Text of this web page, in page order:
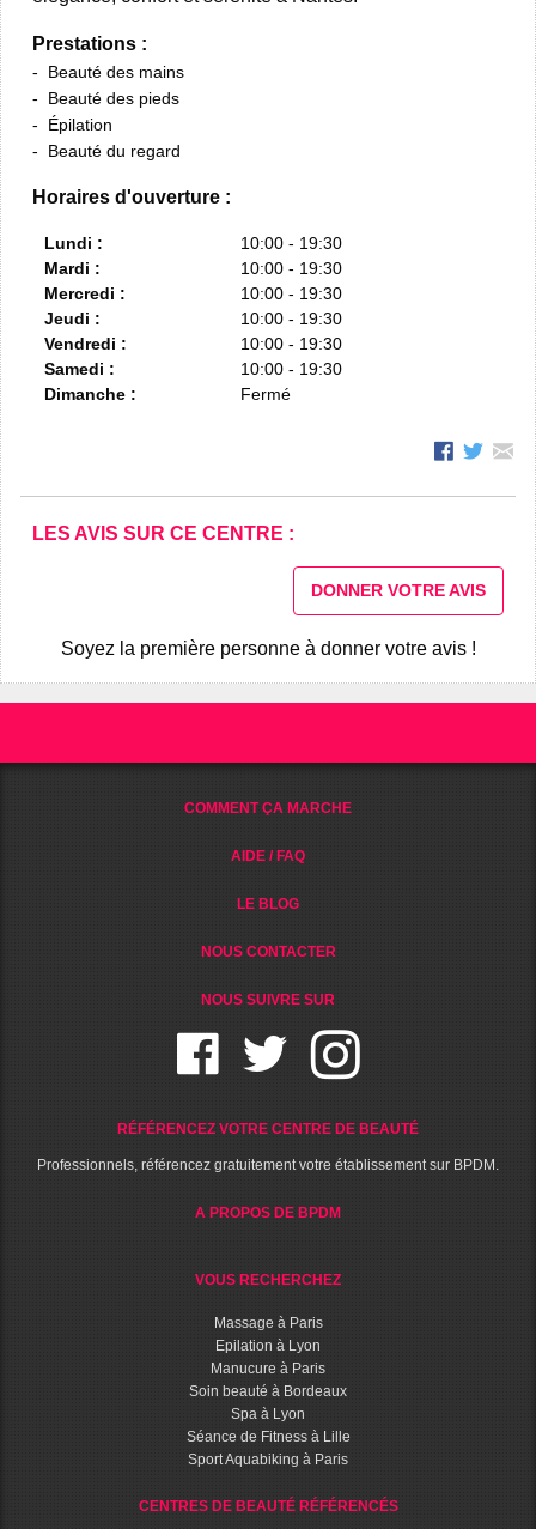
Prestations :
Beauté des mains
Beauté des pieds
Épilation
Beauté du regard
Horaires d'ouverture :
Lundi :
10:00 - 19:30
Mardi :
10:00 - 19:30
Mercredi :
10:00 - 19:30
Jeudi :
10:00 - 19:30
Vendredi :
10:00 - 19:30
Samedi :
10:00 - 19:30
Dimanche :
Fermé
LES AVIS SUR CE CENTRE :
DONNER VOTRE AVIS
Soyez la première personne à donner votre avis !
COMMENT ÇA MARCHE
AIDE / FAQ
LE BLOG
NOUS CONTACTER
NOUS SUIVRE SUR
RÉFÉRENCEZ VOTRE CENTRE DE BEAUTÉ
Professionnels, référencez gratuitement votre établissement sur BPDM.
A PROPOS DE BPDM
VOUS RECHERCHEZ
Massage à Paris
Epilation à Lyon
Manucure à Paris
Soin beauté à Bordeaux
Spa à Lyon
Séance de Fitness à Lille
Sport Aquabiking à Paris
CENTRES DE BEAUTÉ RÉFÉRENCÉS